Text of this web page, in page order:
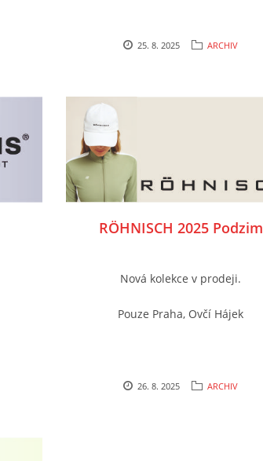
25. 8. 2025 ARCHIV
RÖHNISCH 2025 Podzim
Nová kolekce v prodeji.
Pouze Praha, Ovčí Hájek
26. 8. 2025 ARCHIV